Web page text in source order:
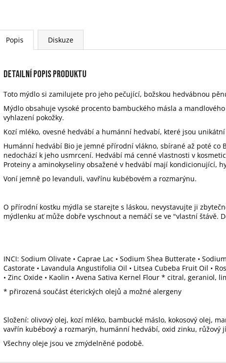
Popis Diskuze
Detailní popis produktu
Toto mýdlo si zamilujete pro jeho pečující, božskou hedvábnou
Mýdlo obsahuje vysoké procento bambuckého másla a
vyhlazení pokožky.
Kozí mléko, ovesné hedvábí a humánní hedvabí, které jsou
Humánní hedvábí Bio je jemné přírodní vlákno, sbírané až poté co
nedochází k jeho usmrcení. Hedvábí má cenné vlastnosti v
Proteiny a aminokyseliny obsažené v hedvábí mají kondicionující,
Voní jemně po levanduli, vavřínu kubébovém a rozmarýnu.
O přírodní kostku mýdla se starejte s láskou, nevystavujte ji
mýdlenku ať může dobře vyschnout a nemáčí se ve "vlastní štávě.
INCI: Sodium Olivate • Caprae Lac • Sodium Shea Butterate •
Castorate • Lavandula Angustifolia Oil • Litsea Cubeba Fruit Oil •
• Zinc Oxide • Kaolin • Avena Sativa Kernel Flour * citral, geraniol,
* přirozená součást éterických olejů a možné alergeny
Složení: olivový olej, kozí mléko, bambucké máslo, kokosový olej,
vavřín kubébový a rozmarýn, humánní hedvábí, oxid zinku, růžový
Všechny oleje jsou ve zmýdelněné podobě.